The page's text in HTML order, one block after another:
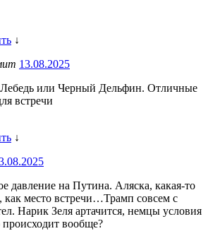
↓
13.08.2025
или Черный Дельфин. Отличные
встречи
↓
давление на Путина. Аляска, какая-то
как место встречи…Трамп совсем с
Нарик Зеля артачится, немцы условия
вообще?